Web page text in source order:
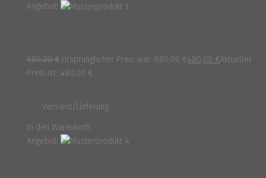
Angebot!
680,00€ Ursprünglicher Preis war: 680,00 €480,00 €Aktueller
Preis ist: 480,00 €.
Versand/Lieferung
In den Warenkorb
Angebot!